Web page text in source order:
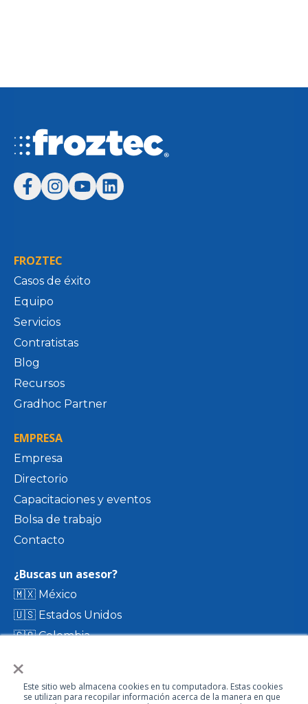
×
Este sitio web almacena cookies en tu computadora. Estas cookies
se utilizan para recopilar información acerca de la manera en que
FROZTEC
Casos de éxito
Equipo
Servicios
Contratistas
Blog
Recursos
Gradhoc Partner
EMPRESA
Empresa
Directorio
Capacitaciones y eventos
Bolsa de trabajo
Contacto
¿Buscas un asesor?
🇲🇽 México
🇺🇸 Estados Unidos
🇨🇴 Colombia
🇨🇱 Chile
🇪🇨 Ecuador